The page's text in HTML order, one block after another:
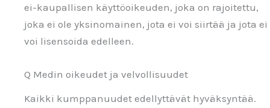
ei-kaupallisen käyttöoikeuden, joka on rajoitettu,
joka ei ole yksinomainen, jota ei voi siirtää ja jota ei
voi lisensoida edelleen.
Q Medin oikeudet ja velvollisuudet
Kaikki kumppanuudet edellyttävät hyväksyntää.